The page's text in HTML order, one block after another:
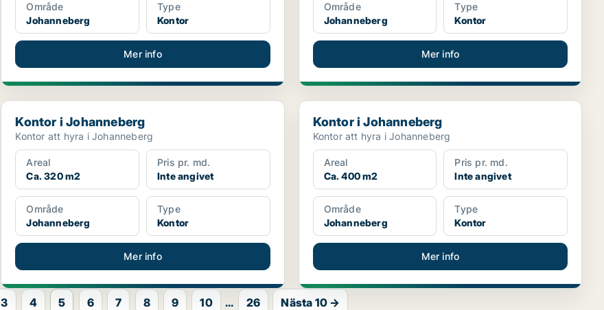
Område
Johanneberg
Type
Kontor
Mer info
Område
Johanneberg
Type
Kontor
Mer info
Kontor i Johanneberg
Kontor i Johanneberg
Kontor att hyra i Johanneberg
Areal
Ca. 320 m2
Pris pr. md.
Inte angivet
Område
Johanneberg
Type
Kontor
Mer info
Kontor i Johanneberg
Kontor i Johanneberg
Kontor att hyra i Johanneberg
Areal
Ca. 400 m2
Pris pr. md.
Inte angivet
Område
Johanneberg
Type
Kontor
Mer info
3 4 5 6 7 8 9 10 ... 26 Nästa 10 →